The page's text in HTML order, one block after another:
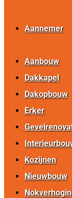
Aannemer
Aanbouw
Dakkapel
Dakopbouw
Erker
Kozijnen
Nieuwbouw